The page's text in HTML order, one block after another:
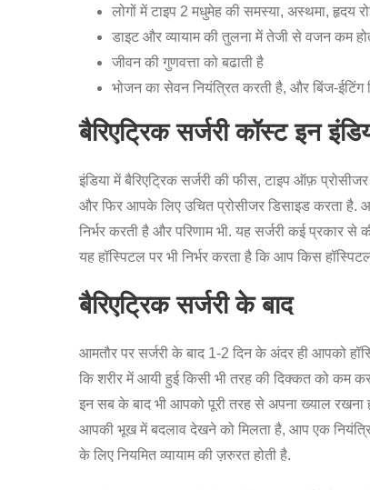
लोगों में टाइप 2 मधुमेह की समस्या, अस्थमा, हृदय
डाइट और व्यायाम की तुलना में तेजी से वजन कम
जीवन की गुणवत्ता को बढाती है
भोजन का सेवन नियंत्रित करती है, और बिंज-
बैरिएट्रिक सर्जरी कॉस्ट इन
इंडिया में बैरिएट्रिक सर्जरी की फीस, टाइप ऑफ़
और फिर आपके लिए उचित प्रोसीजर डिसाइड करता है.
निर्भर करती है और परिणाम भी. यह सर्जरी कई
यह हॉस्पिटल पर भी निर्भर करता है कि आप किस
बैरिएट्रिक सर्जरी के बाद
आमतौर पर सर्जरी के बाद 1-2 दिन के अंदर ही आपको
कि शरीर में आयी हुई किसी भी तरह की दिक्कत को कम
इन सब के बाद भी आपको पूरी तरह से अपना ख्याल रखना
आपकी भूख में बदलाव देखने को मिलता है, आप एक
के लिए नियमित व्यायाम की ज़रुरत होती है.